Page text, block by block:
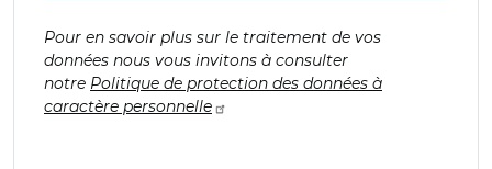
Pour en savoir plus sur le traitement de vos
données nous vous invitons à consulter
notre Politique de protection des données à
caractère personnelle